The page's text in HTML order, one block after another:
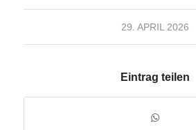
29. APRIL 2026
Eintrag teilen